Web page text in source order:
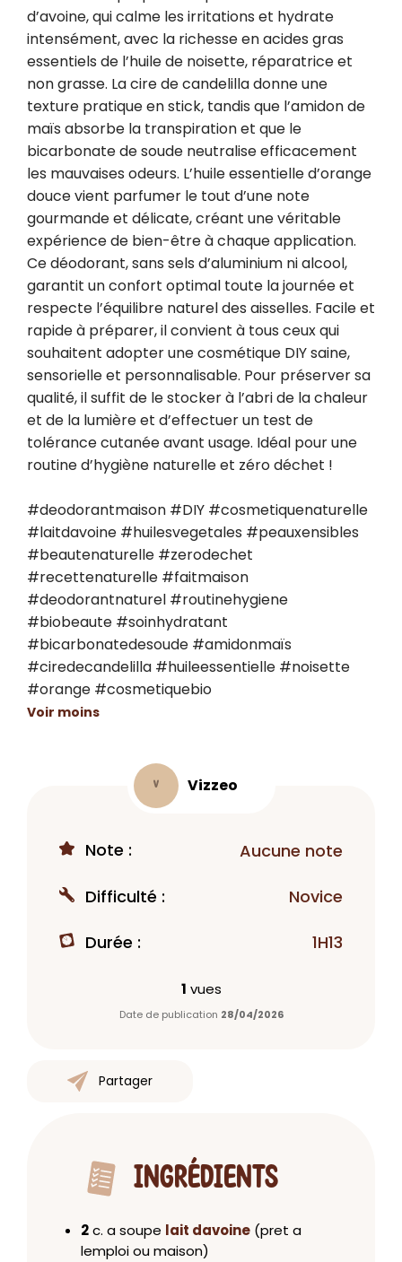
d’avoine, qui calme les irritations et hydrate
intensément, avec la richesse en acides gras
essentiels de l’huile de noisette, réparatrice et
non grasse. La cire de candelilla donne une
texture pratique en stick, tandis que l’amidon de
maïs absorbe la transpiration et que le
bicarbonate de soude neutralise efficacement
les mauvaises odeurs. L’huile essentielle d’orange
douce vient parfumer le tout d’une note
gourmande et délicate, créant une véritable
expérience de bien-être à chaque application.
Ce déodorant, sans sels d’aluminium ni alcool,
garantit un confort optimal toute la journée et
respecte l’équilibre naturel des aisselles. Facile et
rapide à préparer, il convient à tous ceux qui
souhaitent adopter une cosmétique DIY saine,
sensorielle et personnalisable. Pour préserver sa
qualité, il suffit de le stocker à l’abri de la chaleur
et de la lumière et d’effectuer un test de
tolérance cutanée avant usage. Idéal pour une
routine d’hygiène naturelle et zéro déchet !
#deodorantmaison #DIY #cosmetiquenaturelle
#laitdavoine #huilesvegetales #peauxensibles
#beautenaturelle #zerodechet
#recettenaturelle #faitmaison
#deodorantnaturel #routinehygiene
#biobeaute #soinhydratant
#bicarbonatedesoude #amidonmaïs
#ciredecandelilla #huileessentielle #noisette
#orange #cosmetiquebio
Voir moins
V Vizzeo
Note : Aucune note
Difficulté : Novice
Durée : 1H13
1 vues
Date de publication 28/04/2026
Partager
INGRÉDIENTS
2c. a soupe lait davoine (pret a
lemploi ou maison)